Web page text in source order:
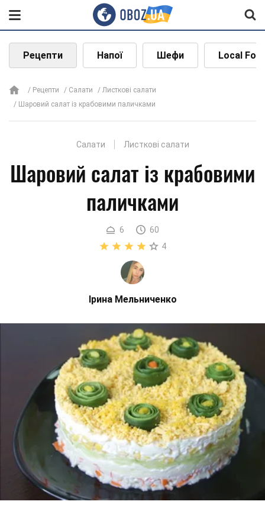
Рецепти Напої Шефи Local
Рецепти Салати
Листкові салати
Шаровий салат із крабовими паличками
Салати Листкові салати
Шаровий салат із крабовими
паличками
6
60
4
Ірина Мельниченко